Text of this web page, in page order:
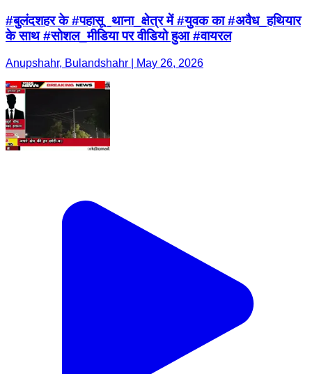
#बुलंदशहर के #पहासू_थाना_क्षेत्र में #युवक का #अवैध_हथियार
के साथ #सोशल_मीडिया पर वीडियो हुआ #वायरल
Anupshahr, Bulandshahr | May 26, 2026